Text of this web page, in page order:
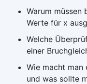
Warum müssen
Werte für x
Welche
einer
Wie macht man
und was sollte